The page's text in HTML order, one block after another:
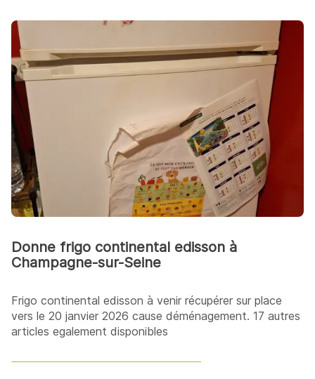
Donne frigo continental edisson à
Champagne-sur-Seine
Frigo continental edisson à venir récupérer sur place
vers le 20 janvier 2026 cause déménagement. 17 autres
articles egalement disponibles